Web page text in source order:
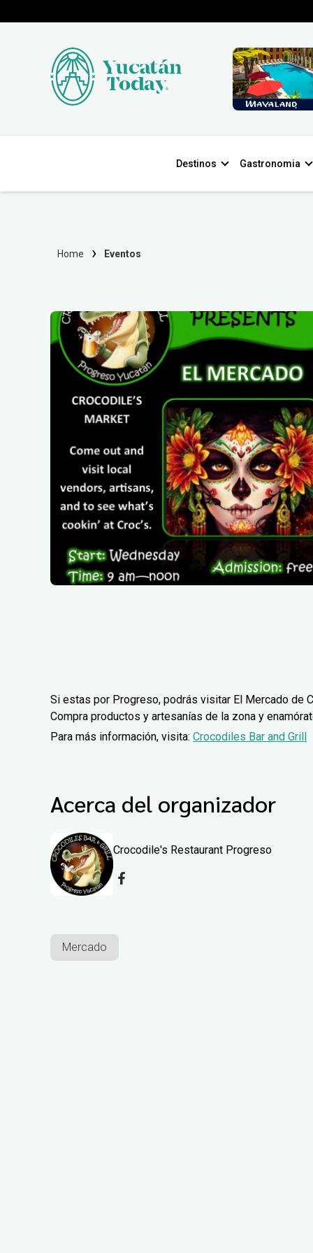
Destinos Gastronomia
Home Eventos
Si estas por Progreso, podrás visitar El Mercado de
Compra productos y artesanías de la zona y
Para más información, visita: Crocodiles Bar and Grill
Acerca del organizador
Crocodile's Restaurant Progreso
Mercado